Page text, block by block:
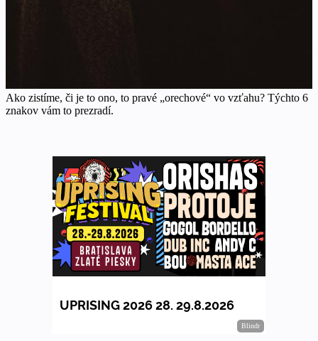
Ako zistíme, či je to ono, to pravé „orechové“ vo vzťahu? Týchto 6
znakov vám to prezradí.